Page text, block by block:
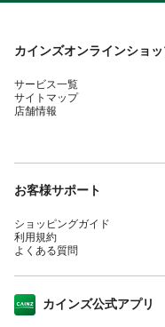
カインズオンラインショ
サービス一覧
サイトマップ
店舗情報
お客様サポート
ショッピングガイド
利用規約
よくある質問
カインズ公式アプリ